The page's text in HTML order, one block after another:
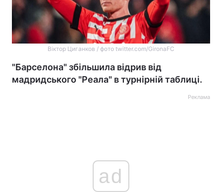
Віктор Циганков / фото twitter.com/GironaFC
"Барселона" збільшила відрив від
мадридського "Реала" в турнірній таблиці.
Реклама
ad